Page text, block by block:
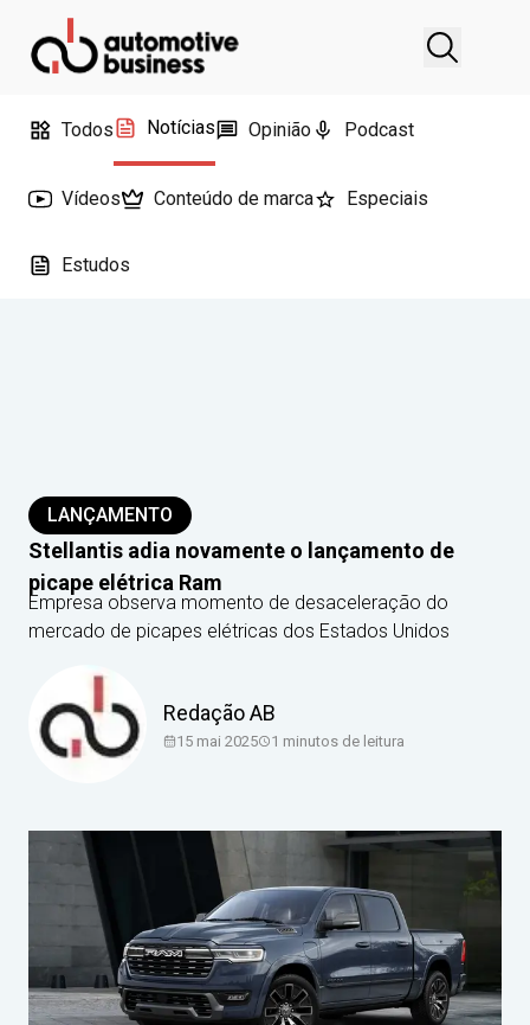
Todos Notícias Opinião Podcast
Vídeos Conteúdo de marca Especiais
Estudos
LANÇAMENTO
Stellantis adia novamente o lançamento de
picape elétrica Ram
Empresa observa momento de desaceleração do
mercado de picapes elétricas dos Estados Unidos
Redação AB
15 mai 2025 1 minutos de leitura